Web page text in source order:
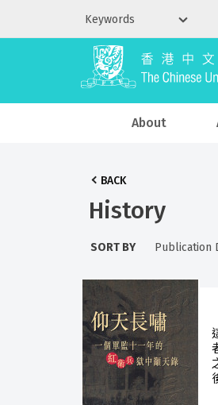
About
BACK
History
SORT BY